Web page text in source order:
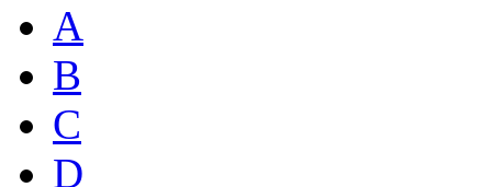
A
B
C
D